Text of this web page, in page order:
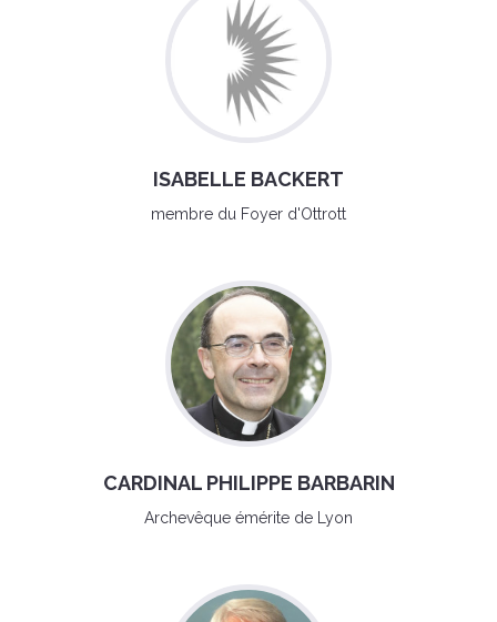
ISABELLE BACKERT
membre du Foyer d'Ottrott
CARDINAL PHILIPPE BARBARIN
Archevêque émérite de Lyon